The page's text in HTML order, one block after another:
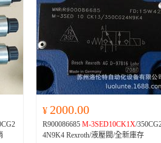
¥ 2000.00
R900086685 M-3SED10CK1X/
4N9K4 Rexroth/液壓閥/全新庫存